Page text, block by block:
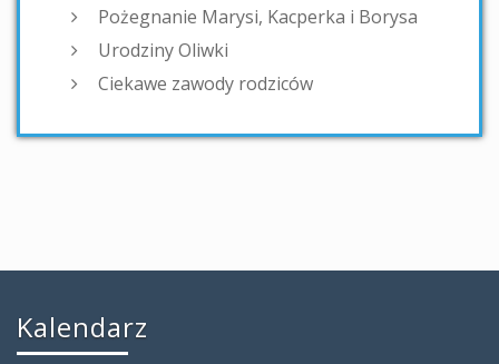
Pożegnanie Marysi, Kacperka i Borysa
Urodziny Oliwki
Ciekawe zawody rodziców
Kalendarz